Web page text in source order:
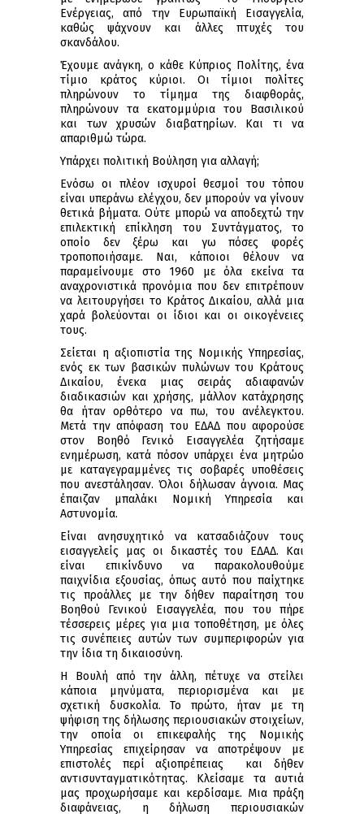
Ενέργειας, από την Ευρωπαϊκή Εισαγγελία,
καθώς ψάχνουν και άλλες πτυχές του
σκανδάλου.
Έχουμε ανάγκη, ο κάθε Κύπριος Πολίτης, ένα
τίμιο κράτος κύριοι. Οι τίμιοι πολίτες
πληρώνουν το τίμημα της διαφθοράς,
πληρώνουν τα εκατομμύρια του Βασιλικού
και των χρυσών διαβατηρίων. Και τι να
απαριθμώ τώρα.
Υπάρχει πολιτική Βούληση για αλλαγή;
Ενόσω οι πλέον ισχυροί θεσμοί του τόπου
είναι υπεράνω ελέγχου, δεν μπορούν να γίνουν
θετικά βήματα. Ούτε μπορώ να αποδεχτώ την
επιλεκτική επίκληση του Συντάγματος, το
οποίο δεν ξέρω και γω πόσες φορές
τροποποιήσαμε. Ναι, κάποιοι θέλουν να
παραμείνουμε στο 1960 με όλα εκείνα τα
αναχρονιστικά προνόμια που δεν επιτρέπουν
να λειτουργήσει το Κράτος Δικαίου, αλλά μια
χαρά βολεύονται οι ίδιοι και οι οικογένειες
τους.
Σείεται η αξιοπιστία της Νομικής Υπηρεσίας,
ενός εκ των βασικών πυλώνων του Κράτους
Δικαίου, ένεκα μιας σειράς αδιαφανών
διαδικασιών και χρήσης, μάλλον κατάχρησης
θα ήταν ορθότερο να πω, του ανέλεγκτου.
Μετά την απόφαση του ΕΔΑΔ που αφορούσε
στον Βοηθό Γενικό Εισαγγελέα ζητήσαμε
ενημέρωση, κατά πόσον υπάρχει ένα μητρώο
με καταγεγραμμένες τις σοβαρές υποθέσεις
που ανεστάλησαν. Όλοι δήλωσαν άγνοια. Μας
έπαιζαν μπαλάκι Νομική Υπηρεσία και
Αστυνομία.
Είναι ανησυχητικό να κατσαδιάζουν τους
εισαγγελείς μας οι δικαστές του ΕΔΑΔ. Και
είναι επικίνδυνο να παρακολουθούμε
παιχνίδια εξουσίας, όπως αυτό που παίχτηκε
τις προάλλες με την δήθεν παραίτηση του
Βοηθού Γενικού Εισαγγελέα, που του πήρε
τέσσερεις μέρες για μια τοποθέτηση, με όλες
τις συνέπειες αυτών των συμπεριφορών για
την ίδια τη δικαιοσύνη.
Η Βουλή από την άλλη, πέτυχε να στείλει
κάποια μηνύματα, περιορισμένα και με
σχετική δυσκολία. Το πρώτο, ήταν με τη
ψήφιση της δήλωσης περιουσιακών στοιχείων,
την οποία οι επικεφαλής της Νομικής
Υπηρεσίας επιχείρησαν να αποτρέψουν με
επιστολές περί αξιοπρέπειας και δήθεν
αντισυνταγματικότητας. Κλείσαμε τα αυτιά
μας προχωρήσαμε και κερδίσαμε. Μια πράξη
διαφάνειας, η δήλωση περιουσιακών